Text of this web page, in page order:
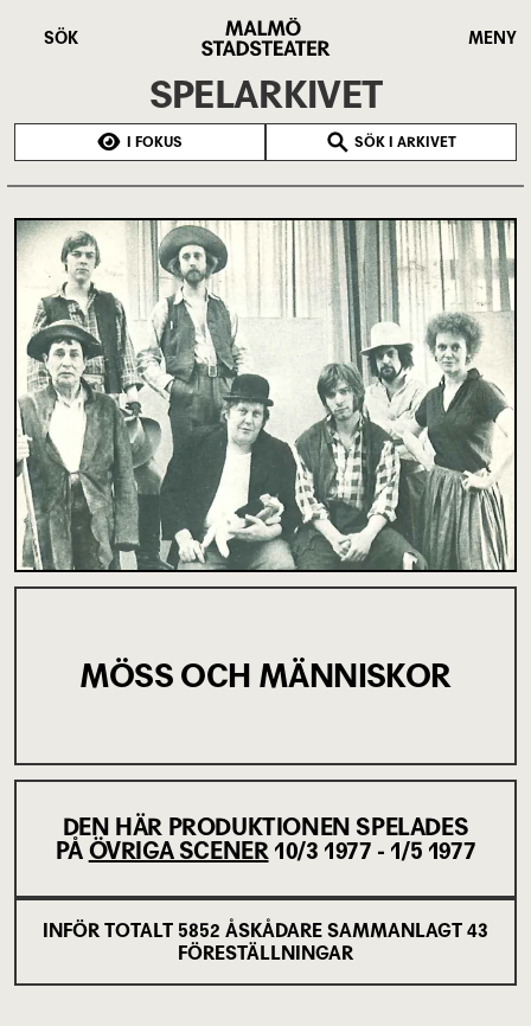
SÖK
Stadsteater
MENY
SPELARKIVET
I FOKUS SÖK I ARKIVET
MÖSS OCH MÄNNISKOR
DEN HÄR PRODUKTIONEN SPELADES
PÅ ÖVRIGA SCENER 10/3 1977 - 1/5 1977
INFÖR TOTALT 5852 ÅSKÅDARE SAMMANLAGT 43
FÖRESTÄLLNINGAR